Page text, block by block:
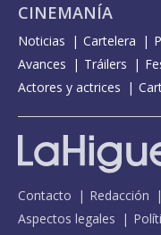
CINEMANÍA
Noticias Cartelera
Avances
Tráilers
Actores y actrices
Contacto Redacción
Aspectos legales